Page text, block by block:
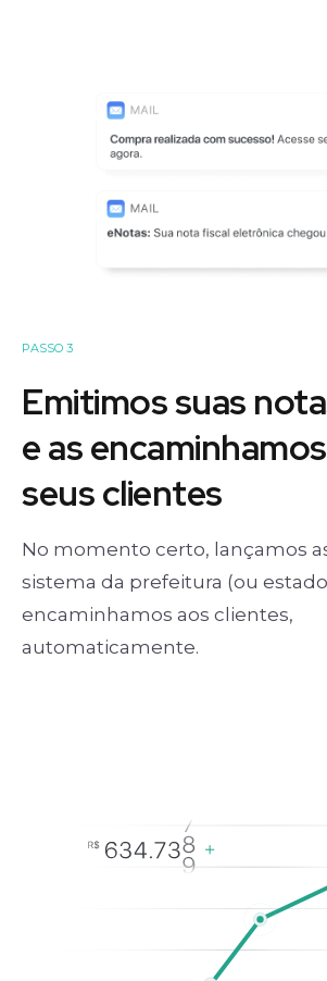
PASSO 3
Emitimos suas
e as
seus clientes
No momento certo, lançamos
sistema da prefeitura (ou
encaminhamos aos clientes,
automaticamente.